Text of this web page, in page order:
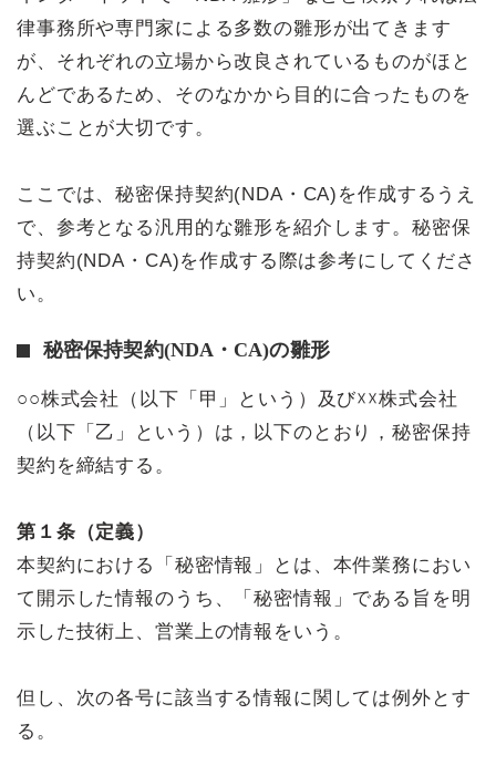
律事務所や専門家による多数の雛形が出てきます
が、それぞれの立場から改良されているものがほと
んどであるため、そのなかから目的に合ったものを
選ぶことが大切です。
ここでは、秘密保持契約(NDA・CA)を作成するうえ
で、参考となる汎用的な雛形を紹介します。秘密保
持契約(NDA・CA)を作成する際は参考にしてくださ
い。
秘密保持契約(NDA・CA)の雛形
○○株式会社（以下「甲」という）及び☓☓株式会社
（以下「乙」という）は，以下のとおり，秘密保持
契約を締結する。
第１条（定義）
本契約における「秘密情報」とは、本件業務におい
て開示した情報のうち、「秘密情報」である旨を明
示した技術上、営業上の情報をいう。
但し、次の各号に該当する情報に関しては例外とす
る。